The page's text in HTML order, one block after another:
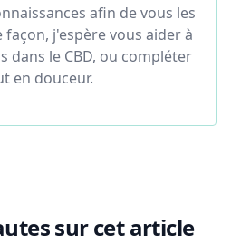
afin de vous les
j'espère vous aider à
dans le CBD, ou compléter
en douceur.
sur cet article